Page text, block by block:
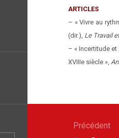
ARTICLES
– « Vivre au
(dir.), Le Travail
– « Incertitude
XVIIIe siècle »,
Précédent